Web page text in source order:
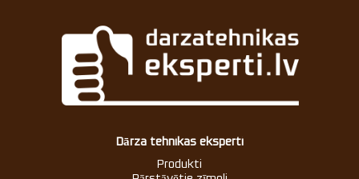
Dārza tehnikas eksperti
Produkti